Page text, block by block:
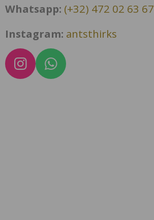
Whatsapp: (+32) 472 02 63 67
Instagram: antsthirks
I
n
W
h